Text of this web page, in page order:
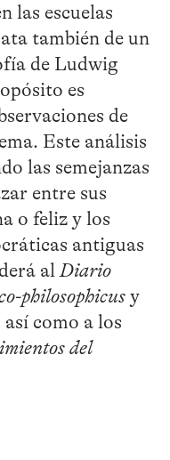
las escuelas
también de un
de Ludwig
es
de
Este análisis
las semejanzas
entre sus
o feliz y los
antiguas
al Diario
philosophicusy
así como a los
del